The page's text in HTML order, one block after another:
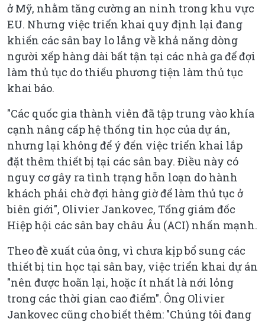
ở Mỹ, nhằm tăng cường an ninh trong khu vực
EU. Nhưng việc triển khai quy định lại đang
khiến các sân bay lo lắng về khả năng dòng
người xếp hàng dài bất tận tại các nhà ga để đợi
làm thủ tục do thiếu phương tiện làm thủ tục
khai báo.
"Các quốc gia thành viên đã tập trung vào khía
cạnh nâng cấp hệ thống tin học của dự án,
nhưng lại không để ý đến việc triển khai lắp
đặt thêm thiết bị tại các sân bay. Điều này có
nguy cơ gây ra tình trạng hỗn loạn do hành
khách phải chờ đợi hàng giờ để làm thủ tục ở
biên giới", Olivier Jankovec, Tổng giám đốc
Hiệp hội các sân bay châu Âu (ACI) nhấn mạnh.
Theo đề xuất của ông, vì chưa kịp bổ sung các
thiết bị tin học tại sân bay, việc triển khai dự án
"nên được hoãn lại, hoặc ít nhất là nới lỏng
trong các thời gian cao điểm". Ông Olivier
Jankovec cũng cho biết thêm: "Chúng tôi đang